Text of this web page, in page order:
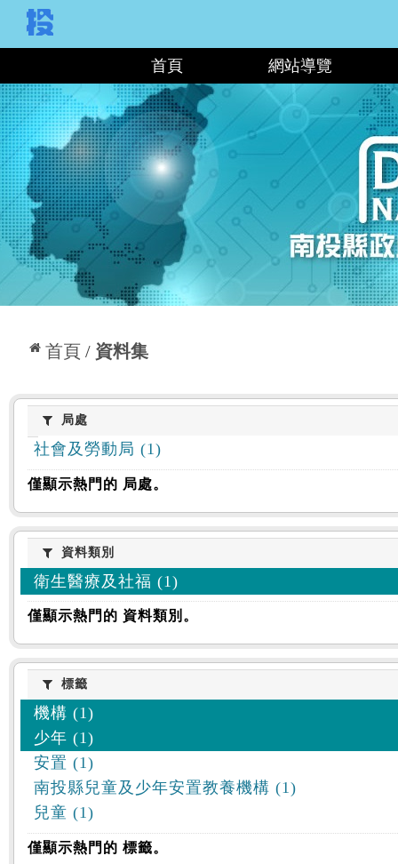
首頁 網站導覽
首頁 資料集
:::
局處局處
社會及勞動局 (1)
僅顯示熱門的 局處。
資料類別
資料類別
衛生醫療及社福 (1)
僅顯示熱門的 資料類別。
標籤標籤
機構 (1)
少年 (1)
安置 (1)
南投縣兒童及少年安置教養機構 (1)
兒童 (1)
僅顯示熱門的 標籤。